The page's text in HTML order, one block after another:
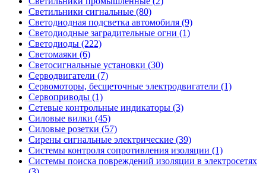
Светильники сигнальные (80)
Светодиодная подсветка автомобиля (9)
Светодиодные заградительные огни (1)
Светодиоды (222)
Светомаяки (6)
Светосигнальные установки (30)
Серводвигатели (7)
Сервомоторы, бесщеточные электродвигатели (1)
Сервоприводы (1)
Сетевые контрольные индикаторы (3)
Силовые вилки (45)
Силовые розетки (57)
Сирены сигнальные электрические (39)
Системы контроля сопротивления изоляции (1)
Системы поиска повреждений изоляции в электросетях